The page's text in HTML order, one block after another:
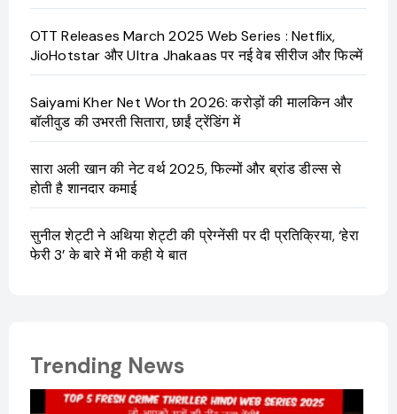
OTT Releases March 2025 Web Series : Netflix,
JioHotstar और Ultra Jhakaas पर नई वेब सीरीज और फिल्में
Saiyami Kher Net Worth 2026: करोड़ों की मालकिन और
बॉलीवुड की उभरती सितारा, छाईं ट्रेंडिंग में
सारा अली खान की नेट वर्थ 2025, फिल्मों और ब्रांड डील्स से
होती है शानदार कमाई
सुनील शेट्टी ने अथिया शेट्टी की प्रेग्नेंसी पर दी प्रतिक्रिया, ‘हेरा
फेरी 3’ के बारे में भी कही ये बात
Trending News